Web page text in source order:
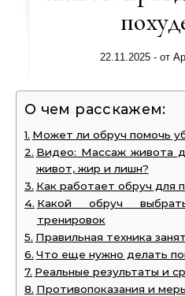
22.11.2025 - от
О чем расскажем:
Может ли обруч помочь
Видео: Массаж живота
живот, жир и лишн?
Как работает обруч для
Какой обруч
тренировок
Правильная техника
Что еще нужно делать
Реальные результаты и
Противопоказания и